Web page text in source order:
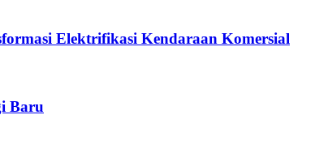
Elektrifikasi Kendaraan Komersial
Baru